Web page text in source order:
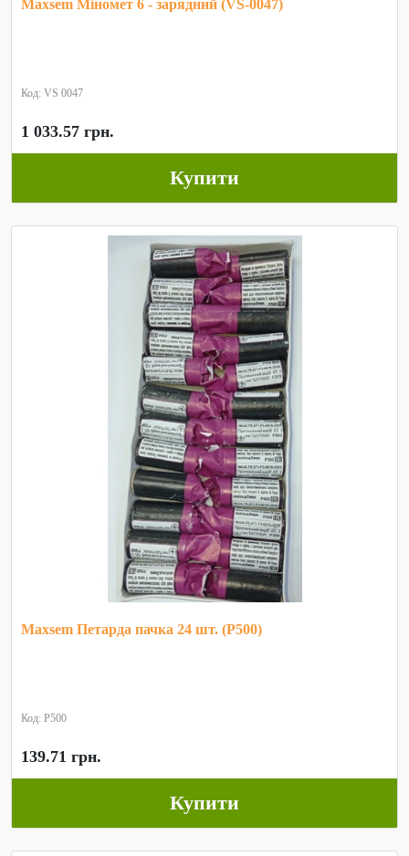
Maxsem Міномет 6 - зарядний (VS-0047)
Код: VS 0047
1 033.57 грн.
Купити
Maxsem Петарда пачка 24 шт. (P500)
Код: P500
139.71 грн.
Купити